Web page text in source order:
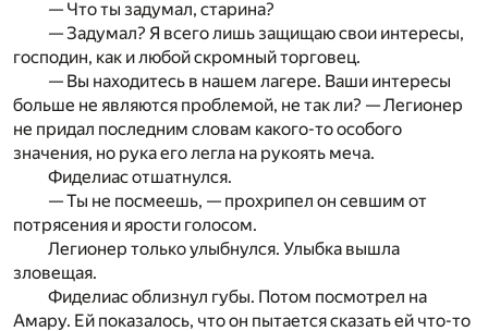
— Что ты задумал, старина?
— Задумал? Я всего лишь защищаю свои интересы,
гос­подин, как и любой скромный торговец.
— Вы находитесь в нашем лагере. Ваши интересы
больше не являются проблемой, не так ли? — Легионер
не придал последним словам какого-то особого
значения, но рука его легла на рукоять меча.
Фиделиас отшатнулся.
— Ты не посмеешь, — прохрипел он севшим от
потрясения и ярости голосом.
Легионер только улыбнулся. Улыбка вышла
зловещая.
Фиделиас облизнул губы. Потом посмотрел на
Амару. Ей показалось, что он пытается сказать ей что-то